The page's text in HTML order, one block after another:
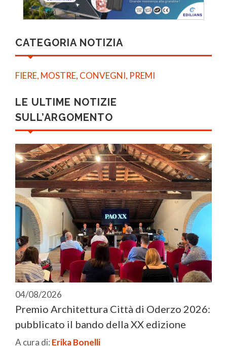
CATEGORIA NOTIZIA
FIERE, MOSTRE, CONVEGNI, PREMI
LE ULTIME NOTIZIE
SULL’ARGOMENTO
04/08/2026
Premio Architettura Città di Oderzo 2026:
pubblicato il bando della XX edizione
A cura di: Erika Bonelli